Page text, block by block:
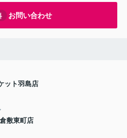
お問い合わせ
ット羽島店
敷東町店